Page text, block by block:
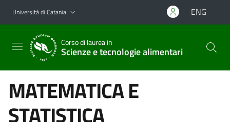
Vai al contenuto principale
Vai al menu di navigazione
Università di Catania ENG
Corso di laurea in
Scienze e tecnologie alimentari
MATEMATICA E
STATISTICA